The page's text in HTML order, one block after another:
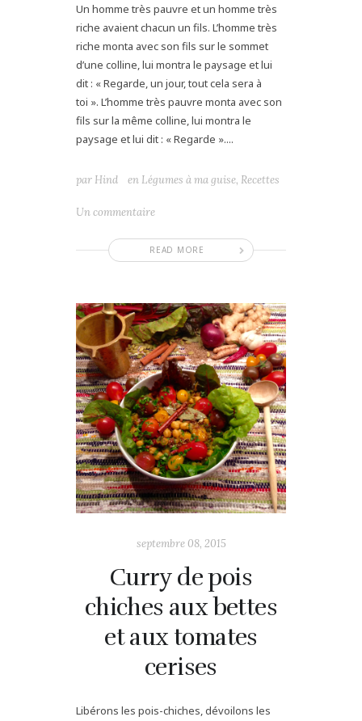
Un homme très pauvre et un homme très
riche avaient chacun un fils. L’homme très
riche monta avec son fils sur le sommet
d’une colline, lui montra le paysage et lui
dit : « Regarde, un jour, tout cela sera à
toi ». L’homme très pauvre monta avec son
fils sur la même colline, lui montra le
paysage et lui dit : « Regarde »....
READ MORE
par Hind en Légumes à ma guise, Recettes
Un commentaire
septembre 08, 2015
Curry de pois
chiches aux bettes
et aux tomates
cerises
Libérons les pois-chiches, dévoilons les